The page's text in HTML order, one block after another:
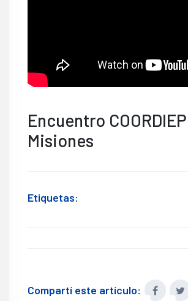
Encuentro
Misiones
Etiquetas:
Compartí este artículo: